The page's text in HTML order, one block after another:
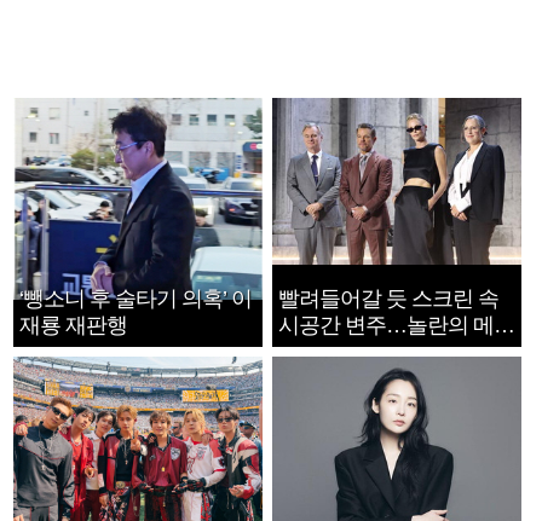
‘뺑소니 후 술타기 의혹’ 이
재룡 재판행
빨려들어갈 듯 스크린 속
시공간 변주…놀란의 메시
지는 ‘전쟁 속죄’